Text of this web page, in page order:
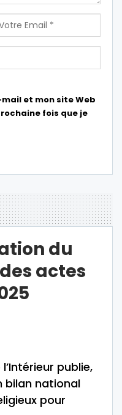
et mon site Web
fois que je
du
actes
publie,
bilan national
pour